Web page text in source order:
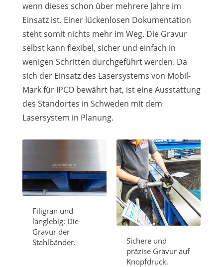
wenn dieses schon über mehrere Jahre im
Einsatz ist. Einer lückenlosen Dokumentation
steht somit nichts mehr im Weg. Die Gravur
selbst kann flexibel, sicher und einfach in
wenigen Schritten durchgeführt werden. Da
sich der Einsatz des Lasersystems von Mobil-
Mark für IPCO bewährt hat, ist eine Ausstattung
des Standortes in Schweden mit dem
Lasersystem in Planung.
Filigran und
langlebig: Die
Gravur der
Stahlbänder.
Sichere und
präzise Gravur auf
Knopfdruck.